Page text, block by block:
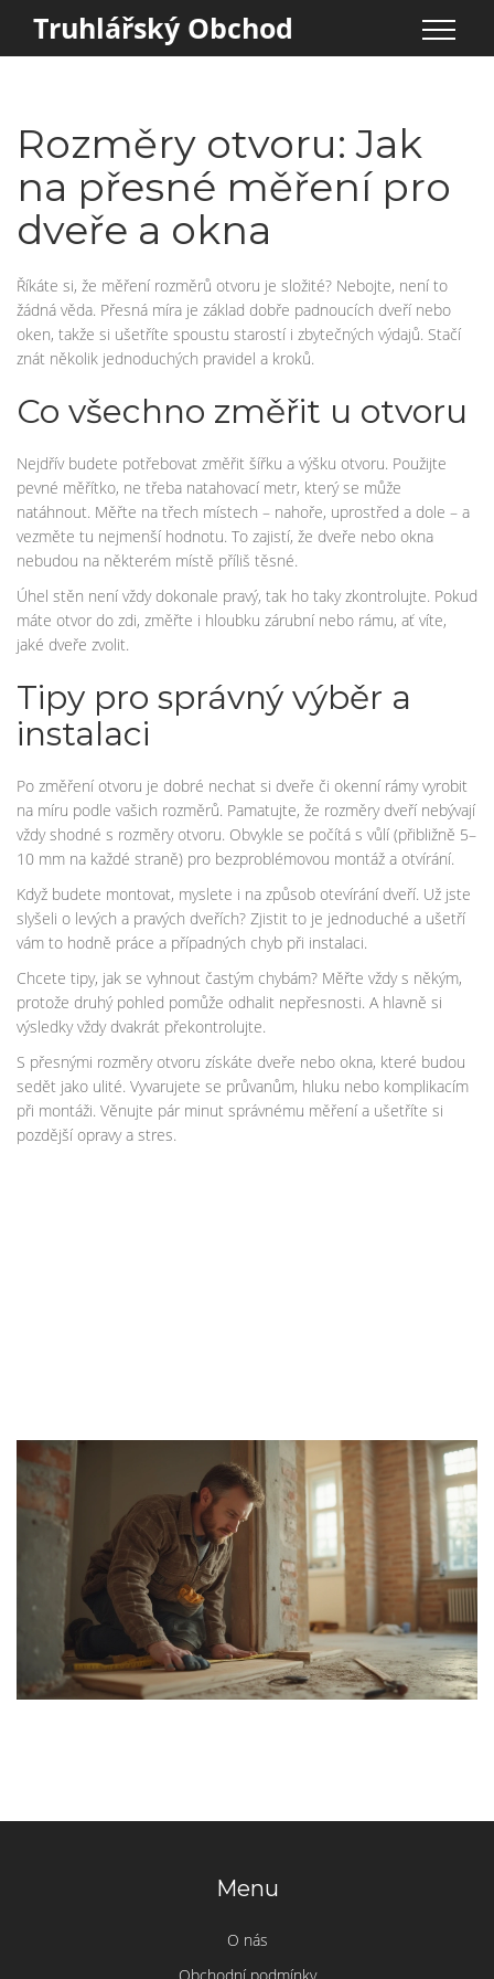
Truhlářský Obchod
Rozměry otvoru: Jak
na přesné měření pro
dveře a okna
Říkáte si, že měření rozměrů otvoru je složité? Nebojte, není to
žádná věda. Přesná míra je základ dobře padnoucích dveří nebo
oken, takže si ušetříte spoustu starostí i zbytečných výdajů. Stačí
znát několik jednoduchých pravidel a kroků.
Co všechno změřit u otvoru
Nejdřív budete potřebovat změřit šířku a výšku otvoru. Použijte
pevné měřítko, ne třeba natahovací metr, který se může
natáhnout. Měřte na třech místech – nahoře, uprostřed a dole – a
vezměte tu nejmenší hodnotu. To zajistí, že dveře nebo okna
nebudou na některém místě příliš těsné.
Úhel stěn není vždy dokonale pravý, tak ho taky zkontrolujte. Pokud
máte otvor do zdi, změřte i hloubku zárubní nebo rámu, ať víte,
jaké dveře zvolit.
Tipy pro správný výběr a
instalaci
Po změření otvoru je dobré nechat si dveře či okenní rámy vyrobit
na míru podle vašich rozměrů. Pamatujte, že rozměry dveří nebývají
vždy shodné s rozměry otvoru. Obvykle se počítá s vůlí (přibližně 5–
10 mm na každé straně) pro bezproblémovou montáž a otvírání.
Když budete montovat, myslete i na způsob otevírání dveří. Už jste
slyšeli o levých a pravých dveřích? Zjistit to je jednoduché a ušetří
vám to hodně práce a případných chyb při instalaci.
Chcete tipy, jak se vyhnout častým chybám? Měřte vždy s někým,
protože druhý pohled pomůže odhalit nepřesnosti. A hlavně si
výsledky vždy dvakrát překontrolujte.
S přesnými rozměry otvoru získáte dveře nebo okna, které budou
sedět jako ulité. Vyvarujete se průvanům, hluku nebo komplikacím
při montáži. Věnujte pár minut správnému měření a ušetříte si
pozdější opravy a stres.
Menu
O nás